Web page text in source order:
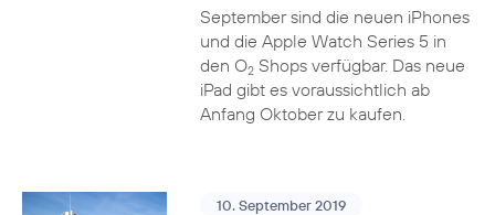
September sind die neuen iPhones
und die Apple Watch Series 5 in
den O2Shops verfügbar. Das neue
iPad gibt es voraussichtlich ab
Anfang Oktober zu kaufen.
10. September 2019